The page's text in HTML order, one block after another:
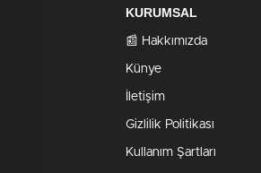
KURUMSAL
📰 Hakkımızda
Künye
İletişim
Gizlilik Politikası
Kullanım Şartları